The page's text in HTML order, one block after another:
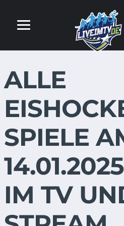
ALLE
SPIELE
IM TV